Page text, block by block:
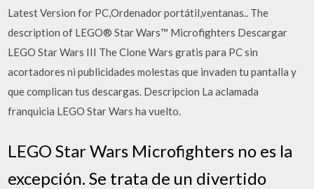
Latest Version for PC,Ordenador portátil,ventanas.. The
description of LEGO® Star Wars™ Microfighters Descargar
LEGO Star Wars III The Clone Wars gratis para PC sin
acortadores ni publicidades molestas que invaden tu pantalla y
que complican tus descargas. Descripcion La aclamada
franquicia LEGO Star Wars ha vuelto.
LEGO Star Wars Microfighters no es la
excepción. Se trata de un divertido